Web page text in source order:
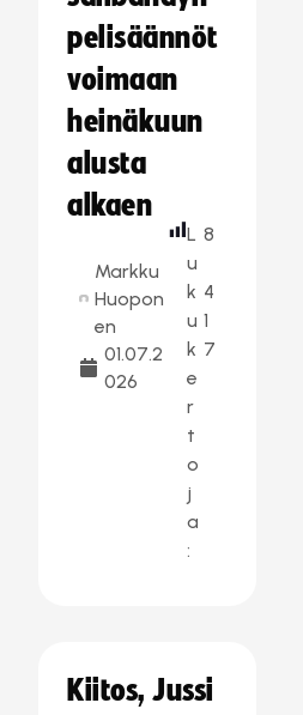
pelisäännöt
voimaan
heinäkuun
alusta
alkaen
Markku
Huopon
en
01.07.2
026
L
u
k
u
k
e
r
t
o
j
a
:
8
4
1
7
Kiitos, Jussi